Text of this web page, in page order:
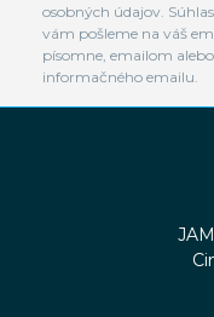
osobných údajov.
vám pošleme na váš
písomne, emailom
informačného emailu.